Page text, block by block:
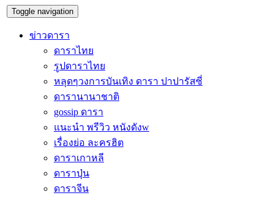
Toggle navigation
ข่าวดารา
ดาราไทย
รูปดาราไทย
หลุดๆวงการบันเทิง ดารา ปาปารัสซี่
ดารานานาชาติ
gossip ดารา
แนะนำ พรีวิว หนังดังw
เรื่องย่อ ละครฮิต
ดาราเกาหลี
ดาราปุ่น
ดาราจีน